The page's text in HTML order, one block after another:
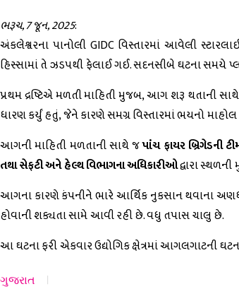
ભરૂચ, 7 જૂન, 2025:
અંકલેશ્વરના પાનોલી GIDC વિસ્તારમાં આવેલી
હિસ્સામાં તે ઝડપથી ફેલાઈ ગઈ. સદનસીબે ઘટના સમયે
પ્રથમ દ્રષ્ટિએ મળતી માહિતી મુજબ, આગ શરૂ થતાની
ધારણ કર્યું હતું, જેને કારણે સમગ્ર વિસ્તારમાં ભયનો માહોલ
આગની માહિતી મળતાની સાથે જપાંચ ફાયર બ્રિગેડની
તથા સેફટી અને હેલ્થ વિભાગના અધિકારીઓદ્વારા
આગના કારણે કંપનીને ભારે આર્થિક નુકસાન થવાના
હોવાની શક્યતા સામે આવી રહી છે. વધુ તપાસ ચાલુ છે.
આ ઘટના ફરી એકવાર ઉદ્યોગિક ક્ષેત્રમાં આગલગાટની
ગુજરાત